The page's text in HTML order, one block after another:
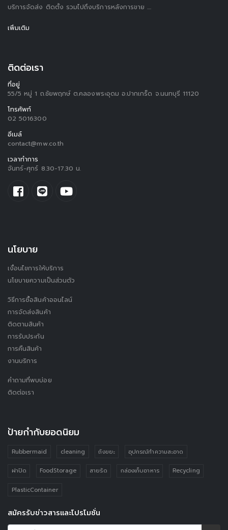
บริการจัดส่ง ติดตั้ง รวมไปถึงบริการหลังการขาย ....
เพิ่มเติม
ติดต่อเรา
ที่อยู่
55/5 หมู่ 1 ถ.ชัยพฤกษ์ ต.คลองพระอุดม อ.ปากเกร็ด จ.นนทบุรี 11120
โทรศัพท์
02 5016300
อีเมล์
contact@mw.co.th
เวลาทำการ
จันทร์-ศุกร์ 8.30-17.30 น.
นโยบาย
เงื่อนไขการให้บริการ
นโยบายความเป็นส่วนตัว
วิธีการซื้อสินค้าออนไลน์
การจัดส่งสินค้า
ติดตามสินค้า
การรับประกัน
การคืนสินค้า
งานบริการ
คำถามที่พบบ่อย
ติดต่อเรา
ป้ายกำกับยอดนิยม
Rubbermaid cleaning ถังขยะ อุปกรณ์ทำความสะอาด
ฝาปิด FoodStorage สายรัด กล่องเก็บอาหาร Recycling
PlasticContainer
สมัครรับข่าวสารและโปรโมชั่น